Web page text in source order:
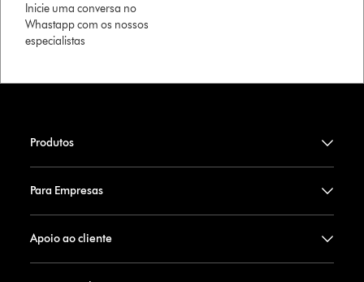
Inicie uma conversa no
Whastapp com os nossos
especialistas
Produtos
Para Empresas
Apoio ao cliente